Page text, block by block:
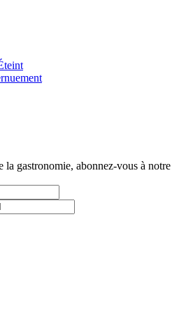
la gastronomie, abonnez-vous à notre